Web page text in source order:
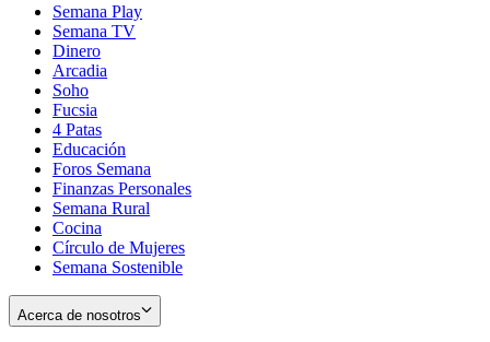
Semana Play
Semana TV
Dinero
Arcadia
Soho
in
new
window
Fucsia
in
new
window
4 Patas
Educación
Foros Semana
Finanzas Personales
Semana Rural
Cocina
Círculo de Mujeres
Semana Sostenible
Acerca de nosotros